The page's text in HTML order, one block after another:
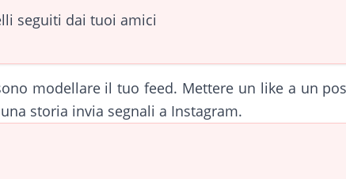
seguiti dai tuoi amici
modellare il tuo feed. Mettere un like a un
storia invia segnali a Instagram.